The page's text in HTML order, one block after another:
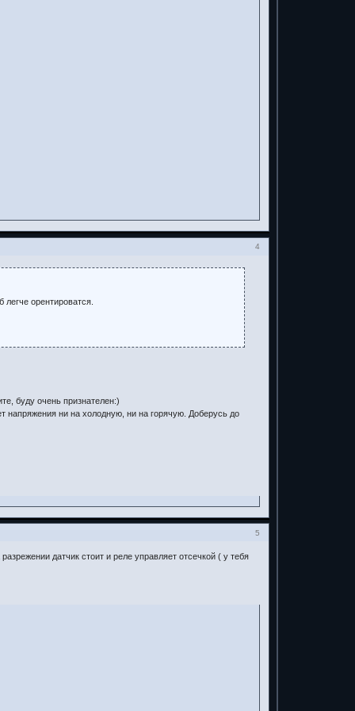
4
орентироватся.
буду очень признателен:)
напряжения ни на холодную, ни на горячую. Доберусь до
5
датчик стоит и реле управляет отсечкой ( у тебя